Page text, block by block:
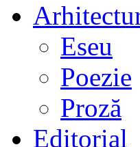
Eseu
Poezie
Proză
Editorial